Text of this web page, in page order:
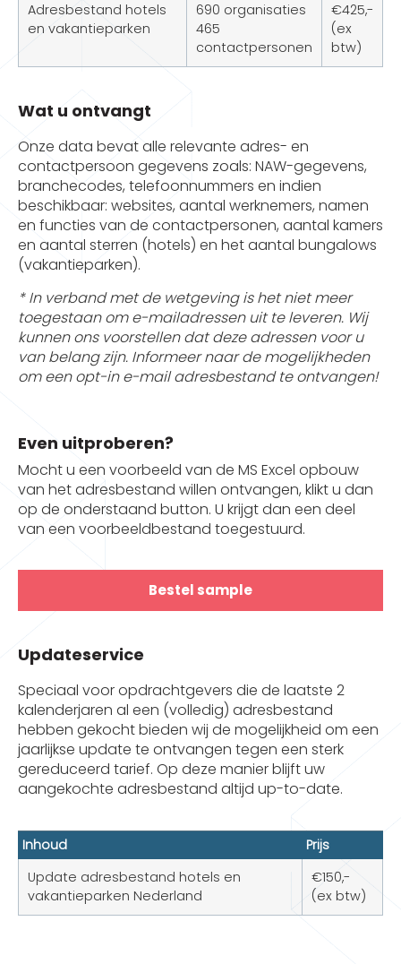
Adresbestand hotels
en vakantieparken
690 organisaties
465
contactpersonen
€425,-
(ex
btw)
Wat u ontvangt
Onze data bevat alle relevante adres- en
contactpersoon gegevens zoals: NAW-gegevens,
branchecodes, telefoonnummers en indien
beschikbaar: websites, aantal werknemers, namen
en functies van de contactpersonen, aantal kamers
en aantal sterren (hotels) en het aantal bungalows
(vakantieparken).
* In verband met de wetgeving is het niet meer
toegestaan om e-mailadressen uit te leveren. Wij
kunnen ons voorstellen dat deze adressen voor u
van belang zijn. Informeer naar de mogelijkheden
om een opt-in e-mail adresbestand te ontvangen!
Even uitproberen?
Mocht u een voorbeeld van de MS Excel opbouw
van het adresbestand willen ontvangen, klikt u dan
op de onderstaand button. U krijgt dan een deel
van een voorbeeldbestand toegestuurd.
Bestel sample
Updateservice
Speciaal voor opdrachtgevers die de laatste 2
kalenderjaren al een (volledig) adresbestand
hebben gekocht bieden wij de mogelijkheid om een
jaarlijkse update te ontvangen tegen een sterk
gereduceerd tarief. Op deze manier blijft uw
aangekochte adresbestand altijd up-to-date.
Inhoud
Prijs
Update adresbestand hotels en
vakantieparken Nederland
€150,-
(ex btw)